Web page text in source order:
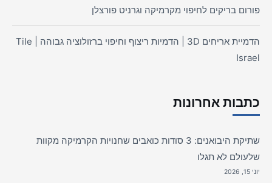
פורום בריקים לחיפוי מקרמיקה וגרניט פורצלן
הדמיית אריחים 3D | הדמיות ריצוף וחיפוי ברזולוציה גבוהה | Tile
Israel
כתבות אחרונות
שתיקת היבואנים: 3 סודות כואבים שחנויות הקרמיקה מקוות
שלעולם לא תגלו
יוני 15, 2026